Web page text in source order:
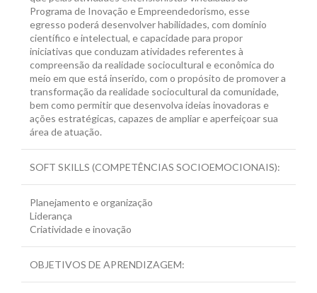
Programa de Inovação e Empreendedorismo, esse
egresso poderá desenvolver habilidades, com domínio
científico e intelectual, e capacidade para propor
iniciativas que conduzam atividades referentes à
compreensão da realidade sociocultural e econômica do
meio em que está inserido, com o propósito de promover a
transformação da realidade sociocultural da comunidade,
bem como permitir que desenvolva ideias inovadoras e
ações estratégicas, capazes de ampliar e aperfeiçoar sua
área de atuação.
SOFT SKILLS (COMPETÊNCIAS SOCIOEMOCIONAIS):
Planejamento e organização
Liderança
Criatividade e inovação
OBJETIVOS DE APRENDIZAGEM: